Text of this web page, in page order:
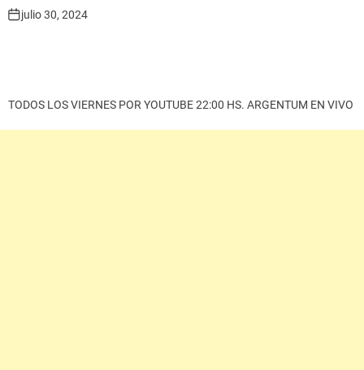
julio 30, 2024
TODOS LOS VIERNES POR YOUTUBE 22:00 HS. ARGENTUM EN VIVO